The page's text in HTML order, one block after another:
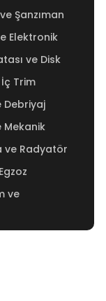
Şanzıman
Elektronik
ve Disk
Trim
Debriyaj
Mekanik
ve Radyatör
ve